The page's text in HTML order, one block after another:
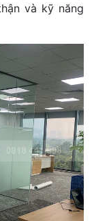
và kỹ năng